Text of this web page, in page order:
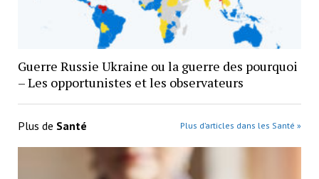
Guerre Russie Ukraine ou la guerre des pourquoi
– Les opportunistes et les observateurs
Plus de Santé Plus d’articles dans les Santé »